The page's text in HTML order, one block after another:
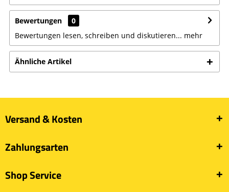
Bewertungen
0
Bewertungen lesen, schreiben und diskutieren... mehr
Ähnliche Artikel
Versand & Kosten
Zahlungsarten
Shop Service